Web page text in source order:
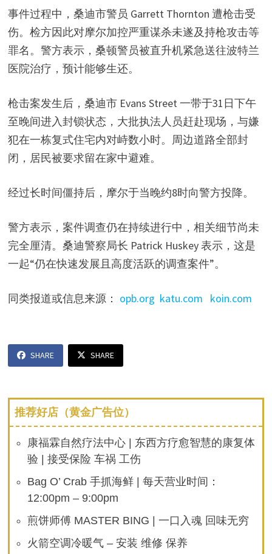
事件过程中，桑迪市警员 Garrett Thornton 遭枪击受
伤。检方因此对摩尔加控严重谋杀未遂及持枪攻击等
罪名。警方表示，桑顿警员被直升机紧急送往波特兰
医院治疗，预计能够生还。
枪击案发生后，桑迪市 Evans Street 一带于31日下午
至晚间进入封锁状态，大批执法人员赶赴现场，与嫌
犯在一栋复式住宅内对峙数小时。周边道路全部封
闭，居民被要求留在家中避难。
经过长时间僵持后，摩尔于当晚约8时向警方投降。
警方表示，案件调查仍在持续进行中，相关细节尚未
完全厘清。桑迪警察局长 Patrick Huskey 表示，这是
一起“仍在快速发展且高度活跃的调查案件”。
同类报道或信息来源： opb.org katu.com koin.com
SHARE SHARE
推荐好店（黄金广告位）
康福霖自然疗法中心 | 东西方疗愈智慧的康复体
验 | 接受保险 车祸 工伤
Bag O’ Crab 手抓海鲜 | 每天营业时间：
12:00pm – 9:00pm
煎饼师傅 MASTER BING | 一口入魂 回味无穷
火箭空调冷暖气 – 安装 维修 保养